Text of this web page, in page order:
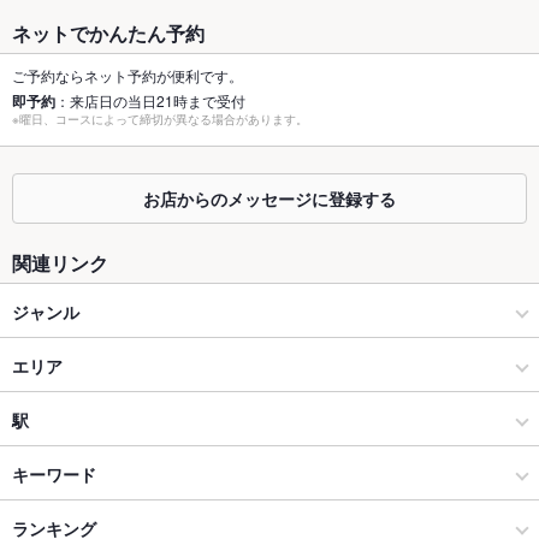
個室 なし
座敷 なし
掘りごたつ なし
ソファー
テラス席
いなお席
設備
Wi-Fi なし
ネットでかんたん予約
ご予約ならネット予約が便利です。
即予約 ：来店日の当日21時まで受付
※曜日、コースによって締切が異なる場合があります。
お店からのメッセージに登録する
関連リンク
ジャンル
焼肉・ホルモン
焼肉
旭川 × 焼肉・ホルモン
旭川 × 焼肉
エリア
旭川市中心部
旭川市中心部 × 焼肉・ホルモン
旭川市中心部 × 焼肉
駅
旭川駅
キーワード
モツ焼き
ランキング